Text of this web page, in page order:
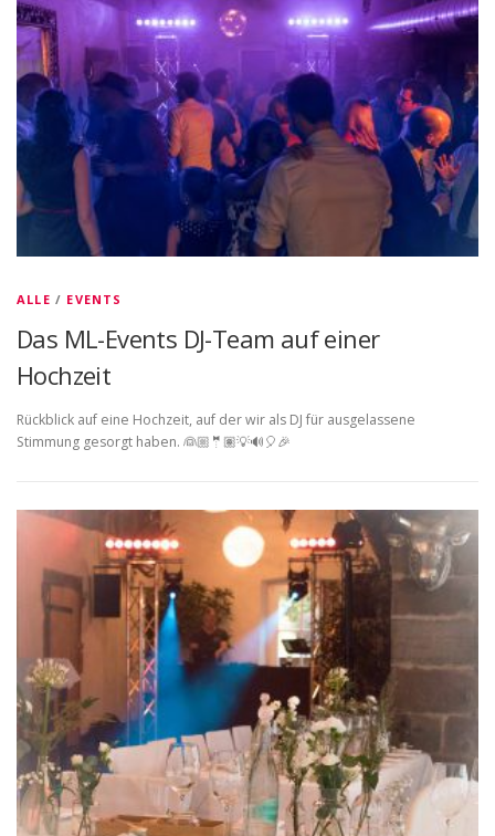
ALLE / EVENTS
Das ML-Events DJ-Team auf einer
Hochzeit
Rückblick auf eine Hochzeit, auf der wir als DJ für ausgelassene
Stimmung gesorgt haben. 👰🏼🤵🏽💡🔊🎈🎉